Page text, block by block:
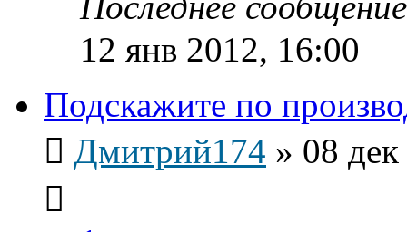
12 янв 2012, 16:00
Подскажите по
Дмитрий174 » 08